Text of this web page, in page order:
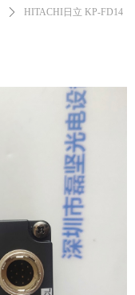
ꄲ HITACHI日立 KP-FD14